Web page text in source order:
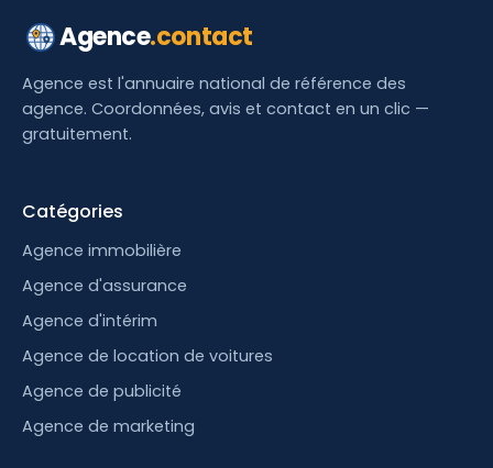
Agence.contact
Agence est l'annuaire national de référence des
agence. Coordonnées, avis et contact en un clic —
gratuitement.
Catégories
Agence immobilière
Agence d'assurance
Agence d'intérim
Agence de location de voitures
Agence de publicité
Agence de marketing